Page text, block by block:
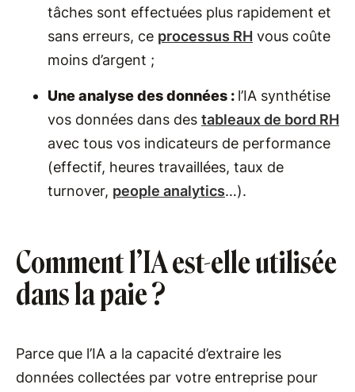
tâches sont effectuées plus rapidement et
sans erreurs, ce processus RH vous coûte
moins d’argent ;
Une analyse des données : l’IA synthétise
vos données dans des tableaux de bord RH
avec tous vos indicateurs de performance
(effectif, heures travaillées, taux de
turnover, people analytics…).
Comment l’IA est-elle utilisée
dans la paie ?
Parce que l’IA a la capacité d’extraire les
données collectées par votre entreprise pour